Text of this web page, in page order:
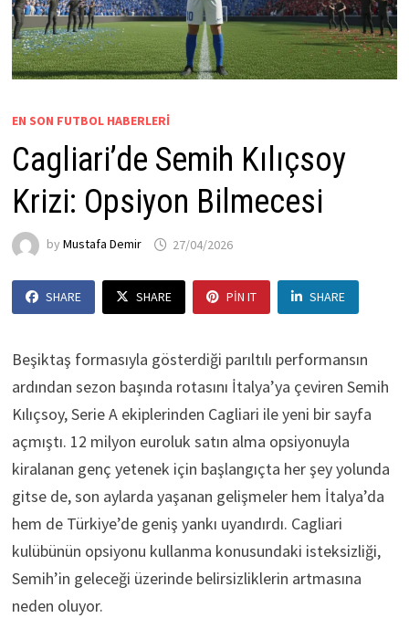
EN SON FUTBOL HABERLERI
Cagliari’de Semih Kılıçsoy
Krizi: Opsiyon Bilmecesi
by Mustafa Demir 27/04/2026
SHARE SHARE PIN IT SHARE
Beşiktaş formasıyla gösterdiği parıltılı performansın
ardından sezon başında rotasını İtalya’ya çeviren Semih
Kılıçsoy, Serie A ekiplerinden Cagliari ile yeni bir sayfa
açmıştı. 12 milyon euroluk satın alma opsiyonuyla
kiralanan genç yetenek için başlangıçta her şey yolunda
gitse de, son aylarda yaşanan gelişmeler hem İtalya’da
hem de Türkiye’de geniş yankı uyandırdı. Cagliari
kulübünün opsiyonu kullanma konusundaki isteksizliği,
Semih’in geleceği üzerinde belirsizliklerin artmasına
neden oluyor.